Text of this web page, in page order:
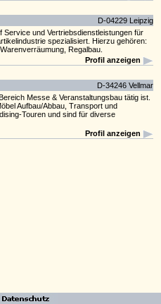
D-04229 Leipzig
und Vertriebsdienstleistungen für
spezialisiert. Hierzu gehören:
Regalbau.
Profil anzeigen
D-34246 Vellmar
Messe & Veranstaltungsbau tätig ist.
Aufbau/Abbau, Transport und
Touren und sind für diverse
Profil anzeigen